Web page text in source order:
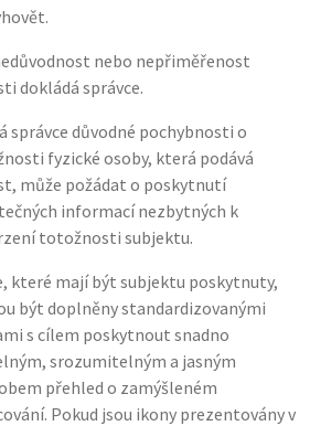
nebo nepřiměřenost
dokládá správce.
správce důvodné pochybnosti o
fyzické osoby, která podává
může požádat o poskytnutí
informací nezbytných k
totožnosti subjektu.
které mají být subjektu poskytnuty,
být doplněny standardizovanými
s cílem poskytnout snadno
srozumitelným a jasným
přehled o zamýšleném
Pokud jsou ikony prezentovány v